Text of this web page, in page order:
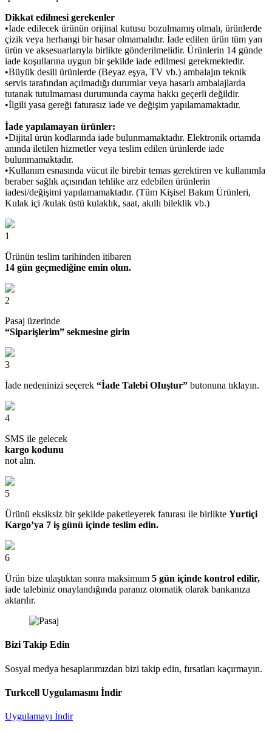
Dikkat edilmesi gerekenler
•İade edilecek ürünün orijinal kutusu bozulmamış olmalı, ürünlerde
çizik veya herhangi bir hasar olmamalıdır. İade edilen ürün tüm yan
ürün ve aksesuarlarıyla birlikte gönderilmelidir. Ürünlerin 14 günde
iade koşullarına uygun bir şekilde iade edilmesi gerekmektedir.
•Büyük desili ürünlerde (Beyaz eşya, TV vb.) ambalajın teknik
servis tarafından açılmadığı durumlar veya hasarlı ambalajlarda
tutanak tutulmaması durumunda cayma hakkı geçerli değildir.
•İlgili yasa gereği faturasız iade ve değişim yapılamamaktadır.
İade yapılamayan ürünler:
•Dijital ürün kodlarında iade bulunmamaktadır. Elektronik ortamda
anında iletilen hizmetler veya teslim edilen ürünlerde iade
bulunmamaktadır.
•Kullanım esnasında vücut ile birebir temas gerektiren ve kullanımla
beraber sağlık açısından tehlike arz edebilen ürünlerin
iadesi/değişimi yapılamamaktadır. (Tüm Kişisel Bakım Ürünleri,
Kulak içi /kulak üstü kulaklık, saat, akıllı bileklik vb.)
1
Ürünün teslim tarihinden itibaren
14 gün geçmediğine emin olun.
2
Pasaj üzerinde
“Siparişlerim” sekmesine girin
3
İade nedeninizi seçerek “İade Talebi OIuştur” butonuna tıklayın.
4
SMS ile gelecek
kargo kodunu
not alın.
5
Ürünü eksiksiz bir şekilde paketleyerek faturası ile birlikte Yurtiçi
Kargo’ya 7 iş günü içinde teslim edin.
6
Ürün bize ulaştıktan sonra maksimum 5 gün içinde kontrol edilir,
iade talebiniz onaylandığında paranız otomatik olarak bankanıza
aktarılır.
Bizi Takip Edin
Sosyal medya hesaplarımızdan bizi takip edin, fırsatları kaçırmayın.
Turkcell Uygulamasını İndir
Uygulamayı İndir